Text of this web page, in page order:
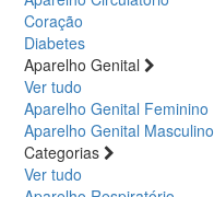
Coração
Diabetes
Aparelho Genital
Ver tudo
Aparelho Genital Feminino
Aparelho Genital Masculino
Categorias
Ver tudo